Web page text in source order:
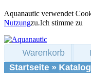
Aquanautic verwendet
Nutzungzu.Ich stimme zu
Warenkorb
Startseite » Katalog